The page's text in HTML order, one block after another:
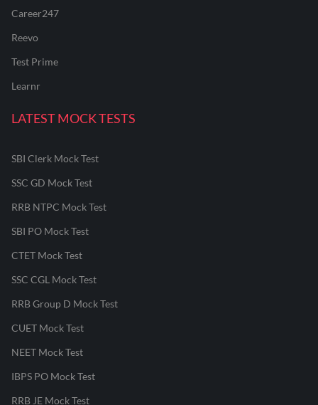
Career247
Reevo
Test Prime
Learnr
LATEST MOCK TESTS
SBI Clerk Mock Test
SSC GD Mock Test
RRB NTPC Mock Test
SBI PO Mock Test
CTET Mock Test
SSC CGL Mock Test
RRB Group D Mock Test
CUET Mock Test
NEET Mock Test
IBPS PO Mock Test
RRB JE Mock Test